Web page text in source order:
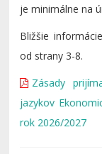
je minimálne na
Bližšie
od strany 3-8.
Zásady
jazykov
rok 2026/2027